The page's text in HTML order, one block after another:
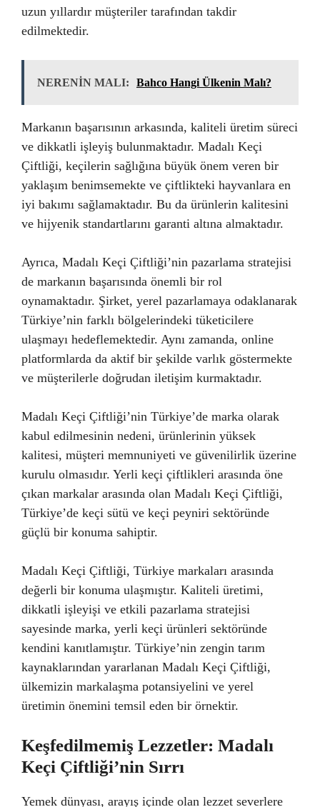
uzun yıllardır müşteriler tarafından takdir
edilmektedir.
NERENİN MALI: Bahco Hangi Ülkenin Malı?
Markanın başarısının arkasında, kaliteli üretim süreci
ve dikkatli işleyiş bulunmaktadır. Madalı Keçi
Çiftliği, keçilerin sağlığına büyük önem veren bir
yaklaşım benimsemekte ve çiftlikteki hayvanlara en
iyi bakımı sağlamaktadır. Bu da ürünlerin kalitesini
ve hijyenik standartlarını garanti altına almaktadır.
Ayrıca, Madalı Keçi Çiftliği’nin pazarlama stratejisi
de markanın başarısında önemli bir rol
oynamaktadır. Şirket, yerel pazarlamaya odaklanarak
Türkiye’nin farklı bölgelerindeki tüketicilere
ulaşmayı hedeflemektedir. Aynı zamanda, online
platformlarda da aktif bir şekilde varlık göstermekte
ve müşterilerle doğrudan iletişim kurmaktadır.
Madalı Keçi Çiftliği’nin Türkiye’de marka olarak
kabul edilmesinin nedeni, ürünlerinin yüksek
kalitesi, müşteri memnuniyeti ve güvenilirlik üzerine
kurulu olmasıdır. Yerli keçi çiftlikleri arasında öne
çıkan markalar arasında olan Madalı Keçi Çiftliği,
Türkiye’de keçi sütü ve keçi peyniri sektöründe
güçlü bir konuma sahiptir.
Madalı Keçi Çiftliği, Türkiye markaları arasında
değerli bir konuma ulaşmıştır. Kaliteli üretimi,
dikkatli işleyişi ve etkili pazarlama stratejisi
sayesinde marka, yerli keçi ürünleri sektöründe
kendini kanıtlamıştır. Türkiye’nin zengin tarım
kaynaklarından yararlanan Madalı Keçi Çiftliği,
ülkemizin markalaşma potansiyelini ve yerel
üretimin önemini temsil eden bir örnektir.
Keşfedilmemiş Lezzetler: Madalı
Keçi Çiftliği’nin Sırrı
Yemek dünyası, arayış içinde olan lezzet severlere